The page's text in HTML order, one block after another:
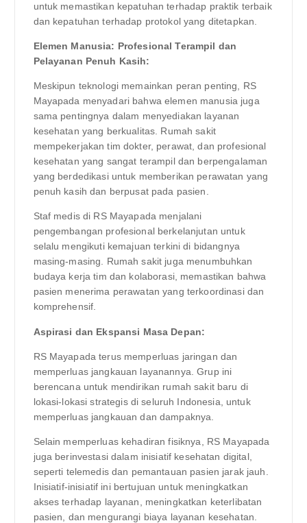
untuk memastikan kepatuhan terhadap praktik terbaik
dan kepatuhan terhadap protokol yang ditetapkan.
Elemen Manusia: Profesional Terampil dan
Pelayanan Penuh Kasih:
Meskipun teknologi memainkan peran penting, RS
Mayapada menyadari bahwa elemen manusia juga
sama pentingnya dalam menyediakan layanan
kesehatan yang berkualitas. Rumah sakit
mempekerjakan tim dokter, perawat, dan profesional
kesehatan yang sangat terampil dan berpengalaman
yang berdedikasi untuk memberikan perawatan yang
penuh kasih dan berpusat pada pasien.
Staf medis di RS Mayapada menjalani
pengembangan profesional berkelanjutan untuk
selalu mengikuti kemajuan terkini di bidangnya
masing-masing. Rumah sakit juga menumbuhkan
budaya kerja tim dan kolaborasi, memastikan bahwa
pasien menerima perawatan yang terkoordinasi dan
komprehensif.
Aspirasi dan Ekspansi Masa Depan:
RS Mayapada terus memperluas jaringan dan
memperluas jangkauan layanannya. Grup ini
berencana untuk mendirikan rumah sakit baru di
lokasi-lokasi strategis di seluruh Indonesia, untuk
memperluas jangkauan dan dampaknya.
Selain memperluas kehadiran fisiknya, RS Mayapada
juga berinvestasi dalam inisiatif kesehatan digital,
seperti telemedis dan pemantauan pasien jarak jauh.
Inisiatif-inisiatif ini bertujuan untuk meningkatkan
akses terhadap layanan, meningkatkan keterlibatan
pasien, dan mengurangi biaya layanan kesehatan.